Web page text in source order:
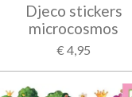
Djeco stickers
microcosmos
€ 4,95